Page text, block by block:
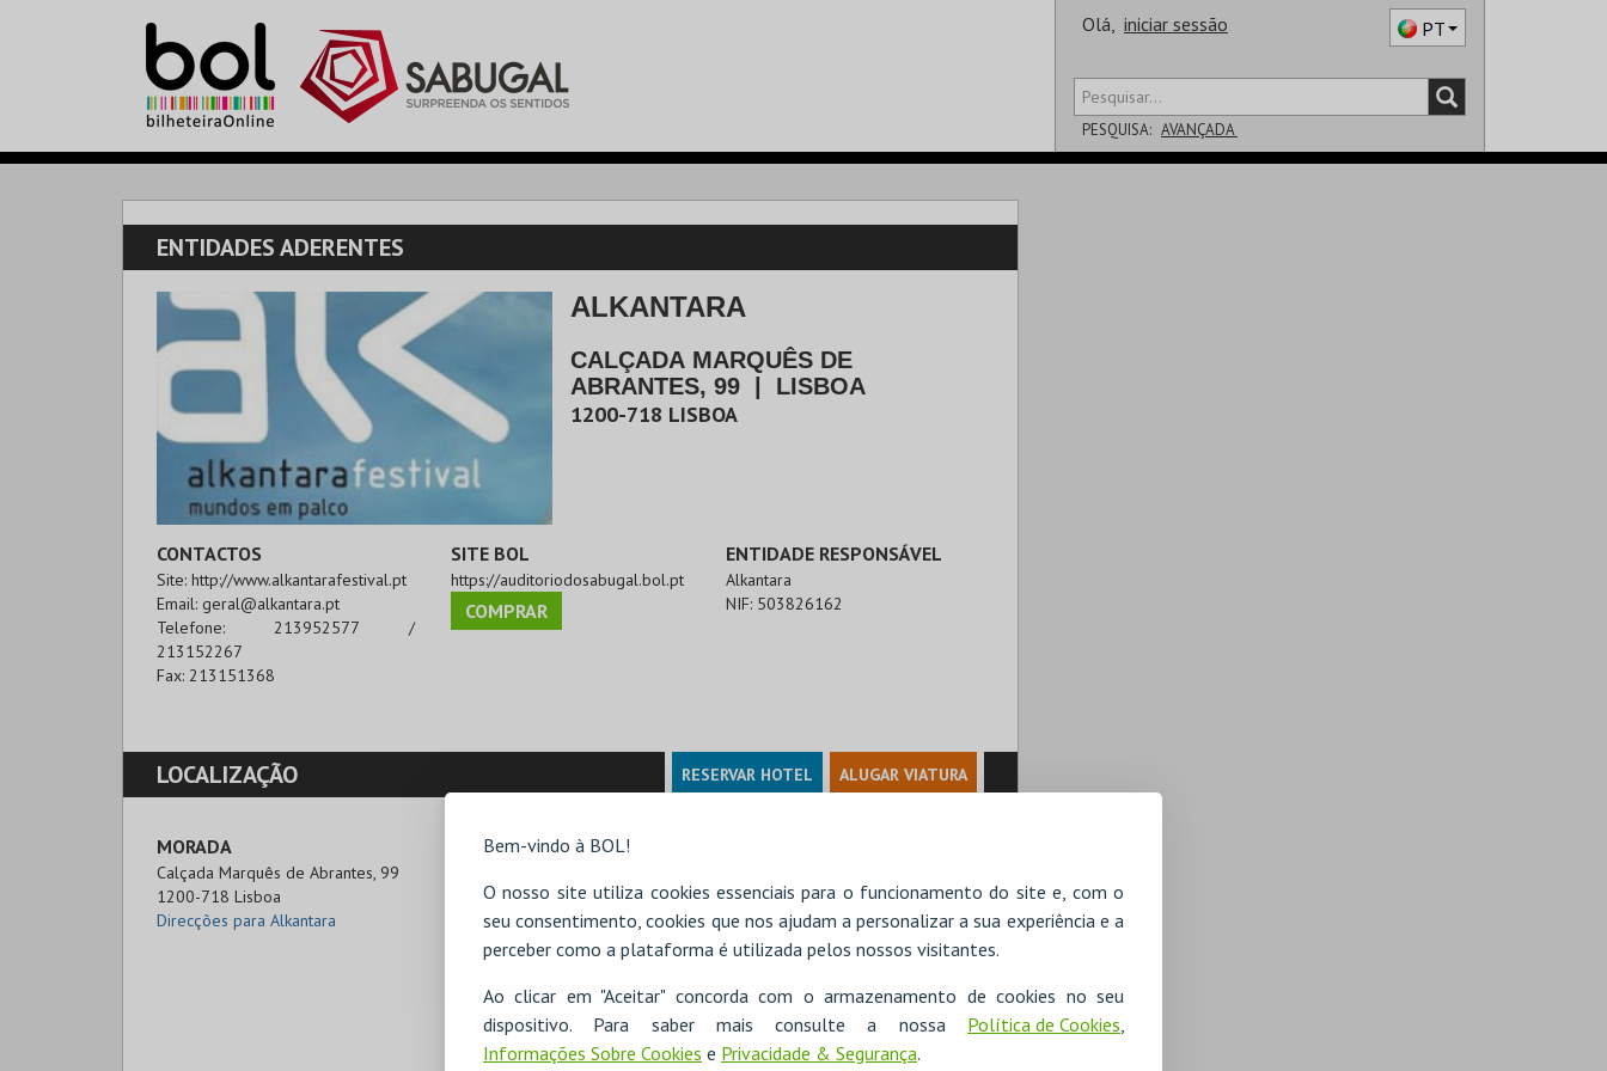
Bem-vindo à BOL!
O nosso site utiliza cookies essenciais para o funcionamento do site e, com o
seu consentimento, cookies que nos ajudam a personalizar a sua experiência e a
perceber como a plataforma é utilizada pelos nossos visitantes.
Ao clicar em "Aceitar" concorda com o armazenamento de cookies no seu
dispositivo. Para saber mais consulte a nossa Política de Cookies,
Informações Sobre Cookies e Privacidade & Segurança.
Olá, iniciar sessão PT
PESQUISA: AVANÇADA
ENTIDADES ADERENTES
ALKANTARA
CALÇADA MARQUÊS DE
ABRANTES, 99
LISBOA
1200-718 LISBOA
CONTACTOS
Site: http://www.alkantarafestival.pt
Email: geral@alkantara.pt
Telefone:213952577 /
213152267
Fax: 213151368
SITE BOL
https://auditoriodosabugal.bol.pt
COMPRAR
ENTIDADE RESPONSÁVEL
Alkantara
NIF: 503826162
LOCALIZAÇÃO RESERVAR HOTEL ALUGAR VIATURA
MORADA
Calçada Marquês de Abrantes, 99
1200-718 Lisboa
Direcções para Alkantara